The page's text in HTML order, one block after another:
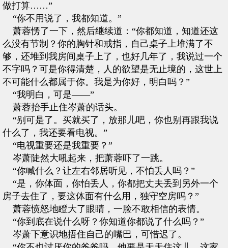
做打算……”
“你不用说了，我都知道。”
萧蓉愣了一下，然后继续道：“你都知道，知道还这
么没有节制？你的胸针和戒指，自己桌子上堆满了不
够，还堆到我房间桌子上了，也好几年了，我说过一个
不字吗？可是你得清楚，人的欲望是无止境的，这世上
不可能什么都属于你。我是为你好，明白吗？”
“我明白，可是——”
萧蓉抬手止住岑萧的话头。
“别可是了。买就买了，放那儿吧，你也别再跟我说
什么了，我还要看电视。”
“电视重要还是我重要？”
岑萧陡然大吼起来，把萧蓉吓了一跳。
“你喊什么？让左右邻居听见，不怕丢人吗？”
“是，你体面，你怕丢人，你都把丈夫丢到另外一个
房子去住了，要这体面有什么用，独守空房吗？”
萧蓉愤怒地瞪大了眼睛，一脸不敢相信的表情。
“你到底在说什么呀？你知道你都说了什么吗？”
岑萧下意识地捂住自己的嘴巴，可惜迟了。